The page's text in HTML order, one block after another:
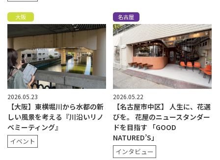
大阪
2026.05.23
【大阪】東横堀川から水都の新
しい風景を考える『川沿いリノ
ベミーティング』
イベント
名古屋
2026.05.22
【名古屋市中区】 人生に、花選
びを。 花屋のニュースタンダー
ドを目指す 「GOOD
NATURED’S」
インタビュー